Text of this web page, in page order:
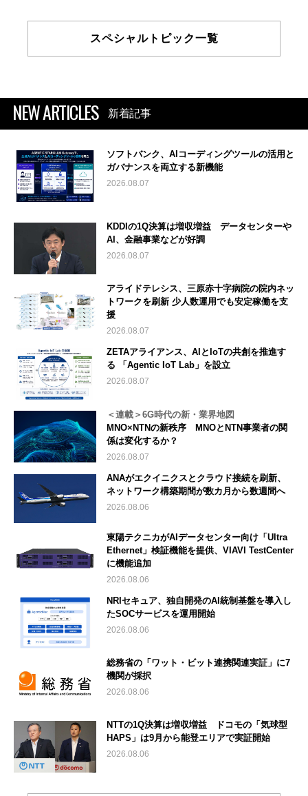
スペシャルトピック一覧
NEW ARTICLES 新着記事
ソフトバンク、AIコーディングツールの活用と
ガバナンスを両立する新機能
2026.08.07
KDDIの1Q決算は増収増益 データセンターや
AI、金融事業などが好調
2026.08.07
アライドテレシス、三原赤十字病院の院内ネッ
トワークを刷新 少人数運用でも安定稼働を支
援
2026.08.07
ZETAアライアンス、AIとIoTの共創を推進す
る 「Agentic IoT Lab」を設立
2026.08.07
＜連載＞6G時代の新・業界地図
MNO×NTNの新秩序 MNOとNTN事業者の関
係は変化するか？
2026.08.07
ANAがエクイニクスとクラウド接続を刷新、
ネットワーク構築期間が数カ月から数週間へ
2026.08.06
東陽テクニカがAIデータセンター向け「Ultra
Ethernet」検証機能を提供、VIAVI TestCenter
に機能追加
2026.08.06
NRIセキュア、独自開発のAI統制基盤を導入し
たSOCサービスを運用開始
2026.08.06
総務省の「ワット・ビット連携関連実証」に7
機関が採択
2026.08.06
NTTの1Q決算は増収増益 ドコモの「気球型
HAPS」は9月から能登エリアで実証開始
2026.08.06